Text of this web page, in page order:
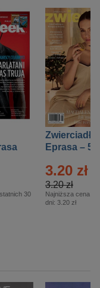
30
Zwierciadło
Eprasa – 5/
3.20 zł
3.20 zł
Najniższa cena z
dni: 3.20 zł